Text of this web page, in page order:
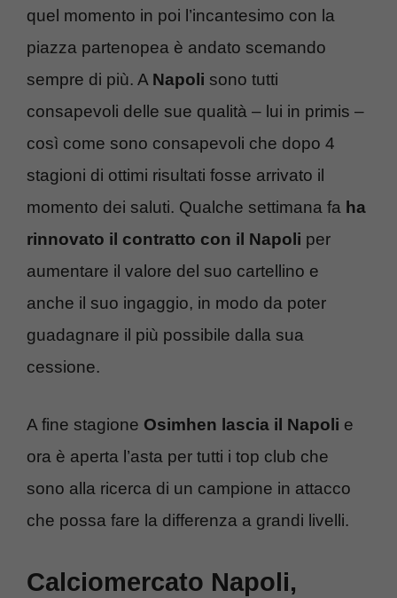
quel momento in poi l’incantesimo con la
piazza partenopea è andato scemando
sempre di più. A Napoli sono tutti
consapevoli delle sue qualità – lui in primis –
così come sono consapevoli che dopo 4
stagioni di ottimi risultati fosse arrivato il
momento dei saluti. Qualche settimana fa ha
rinnovato il contratto con il Napoli per
aumentare il valore del suo cartellino e
anche il suo ingaggio, in modo da poter
guadagnare il più possibile dalla sua
cessione.
A fine stagione Osimhen lascia il Napoli e
ora è aperta l’asta per tutti i top club che
sono alla ricerca di un campione in attacco
che possa fare la differenza a grandi livelli.
Calciomercato Napoli,